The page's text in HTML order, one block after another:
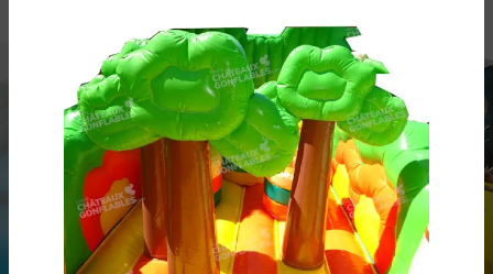
Venez découvrir notre
showroom à Lambesc dans les
Bouches-du-Rhône !
Venez essayer votre château gonflable